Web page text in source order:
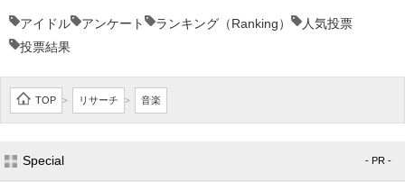
アイドル アンケート ランキング（Ranking）
人気投票
投票結果
TOP > リサーチ > 音楽
Special - PR -